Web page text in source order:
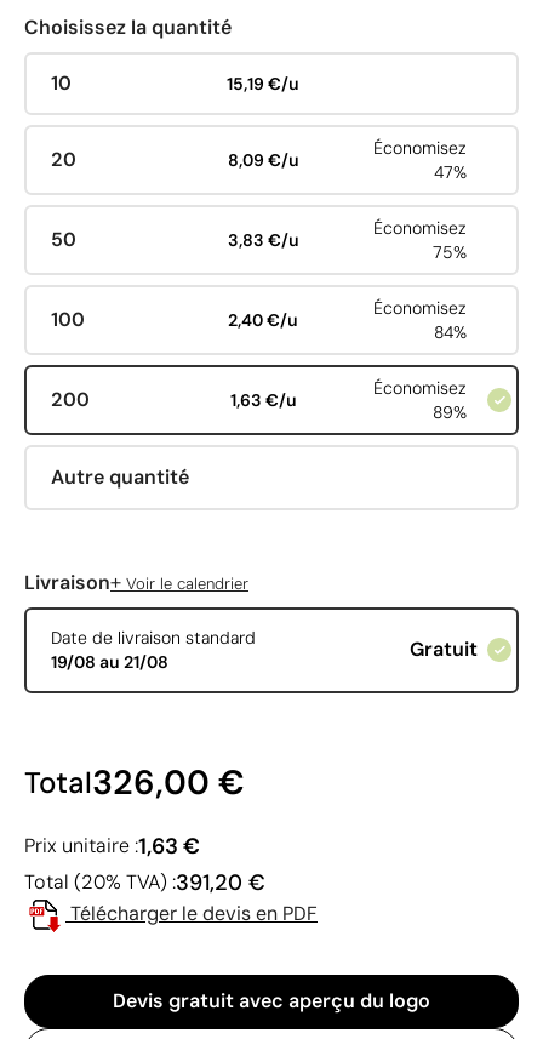
Choisissez la quantité
10 15,19 €/u
20 8,09 €/u
Économisez
47%
50 3,83 €/u
Économisez
75%
100 2,40 €/u
Économisez
84%
200 1,63 €/u
Économisez
89%
Autre quantité
Livraison+ Voir le calendrier
Date de livraison standard
19/08 au 21/08
Gratuit
Total326,00 €
Prix unitaire :1,63 €
Total (20% TVA) :391,20 €
Télécharger le devis en PDF
Devis gratuit avec aperçu du logo